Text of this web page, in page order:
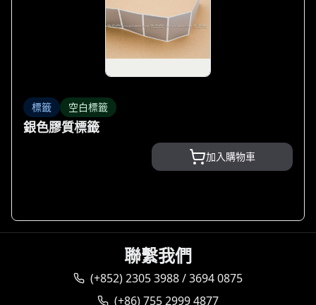
標籤 空白標籤
銀色膠質標籤
加入購物車
聯繫我們
(+852) 2305 3988 / 3694 0875
(+86) 755 2999 4877